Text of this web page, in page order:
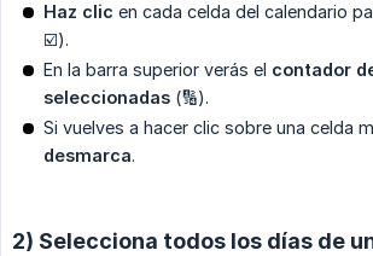
Haz clic en cada celda del calendario
☑️).
En la barra superior verás el contador
seleccionadas (🔢).
Si vuelves a hacer clic sobre una celda
desmarca.
2) Selecciona todos los días de